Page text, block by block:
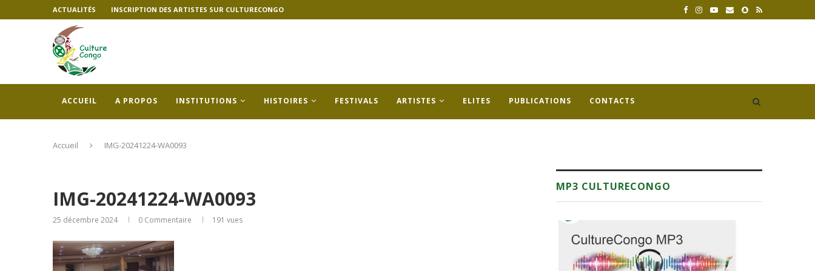
ACTUALITÉS INSCRIPTION DES ARTISTES SUR CULTURECONGO
ACCUEIL A PROPOS INSTITUTIONS HISTOIRES FESTIVALS ARTISTES ELITES PUBLICATIONS CONTACTS
Accueil IMG-20241224-WA0093
IMG-20241224-WA0093
25 décembre 2024 0 Commentaire 191 vues
MP3 CULTURECONGO